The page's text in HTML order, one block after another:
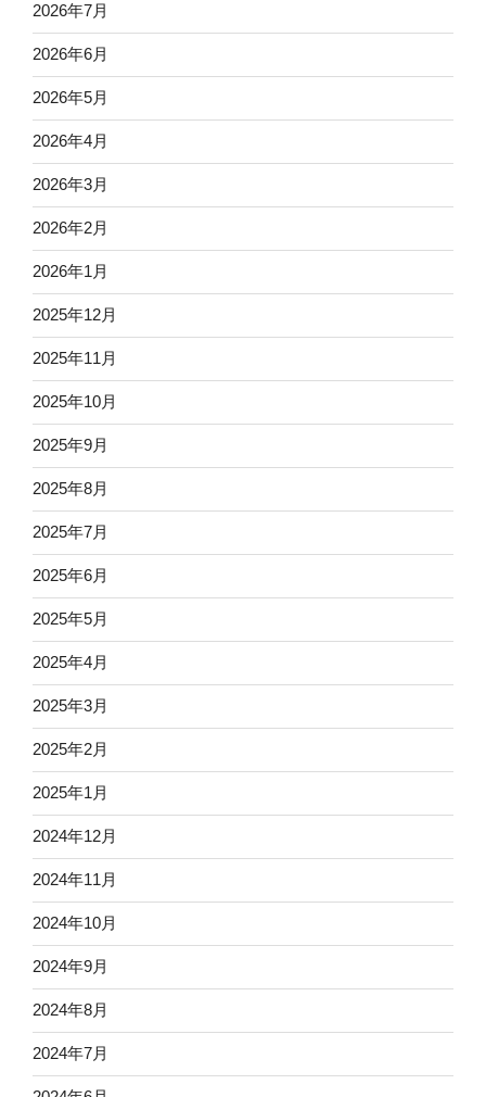
2026年7月
2026年6月
2026年5月
2026年4月
2026年3月
2026年2月
2026年1月
2025年12月
2025年11月
2025年10月
2025年9月
2025年8月
2025年7月
2025年6月
2025年5月
2025年4月
2025年3月
2025年2月
2025年1月
2024年12月
2024年11月
2024年10月
2024年9月
2024年8月
2024年7月